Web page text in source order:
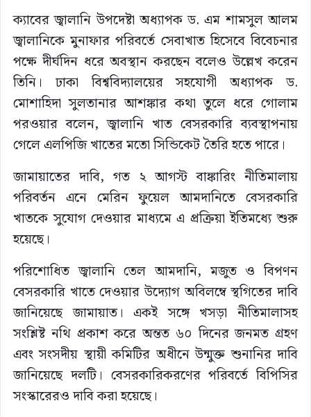
ক্যাবের জ্বালানি উপদেষ্টা অধ্যাপক ড. এম শামসুল আলম
জ্বালানিকে মুনাফার পরিবর্তে সেবাখাত হিসেবে বিবেচনার
পক্ষে দীর্ঘদিন ধরে অবস্থান করছেন বলেও উল্লেখ করেন
তিনি। ঢাকা বিশ্ববিদ্যালয়ের সহযোগী অধ্যাপক ড.
মোশাহিদা সুলতানার আশঙ্কার কথা তুলে ধরে গোলাম
পরওয়ার বলেন, জ্বালানি খাত বেসরকারি ব্যবস্থাপনায়
গেলে এলপিজি খাতের মতো সিন্ডিকেট তৈরি হতে পারে।
জামায়াতের দাবি, গত ২ আগস্ট বাঙ্কারিং নীতিমালায়
পরিবর্তন এনে মেরিন ফুয়েল আমদানিতে বেসরকারি
খাতকে সুযোগ দেওয়ার মাধ্যমে এ প্রক্রিয়া ইতিমধ্যে শুরু
হয়েছে।
পরিশোধিত জ্বালানি তেল আমদানি, মজুত ও বিপণন
বেসরকারি খাতে দেওয়ার উদ্যোগ অবিলম্বে স্থগিতের দাবি
জানিয়েছে জামায়াত। একই সঙ্গে খসড়া নীতিমালাসহ
সংশ্লিষ্ট নথি প্রকাশ করে অন্তত ৬০ দিনের জনমত গ্রহণ
এবং সংসদীয় স্থায়ী কমিটির অধীনে উন্মুক্ত শুনানির দাবি
জানিয়েছে দলটি। বেসরকারিকরণের পরিবর্তে বিপিসির
সংস্কারেরও দাবি করা হয়েছে।